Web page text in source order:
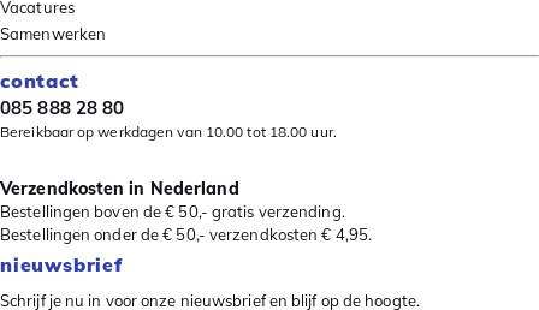
Vacatures
Samenwerken
contact
085 888 28 80
Bereikbaar op werkdagen van 10.00 tot 18.00 uur.
Verzendkosten in Nederland
Bestellingen boven de € 50,- gratis verzending.
Bestellingen onder de € 50,- verzendkosten € 4,95.
nieuwsbrief
Schrijf je nu in voor onze nieuwsbrief en blijf op de hoogte.